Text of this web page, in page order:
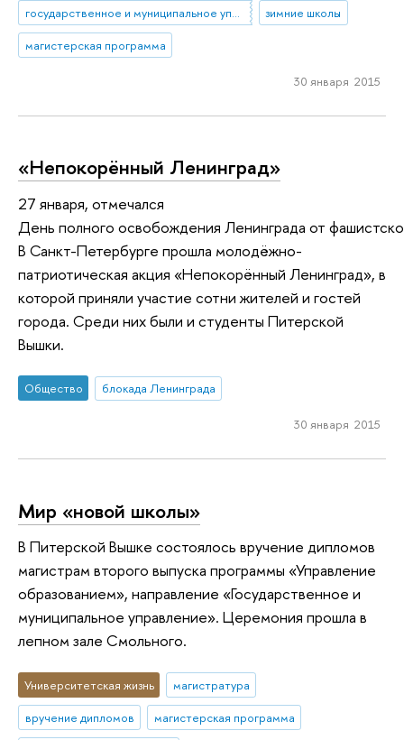
государственное и муниципальное управление
зимние школы
магистерская программа
30 января 2015
«Непокорённый Ленинград»
27 января, отмечался
День полного освобождения Ленинграда от
В Санкт-Петербурге прошла молодёжно-
патриотическая акция «Непокорённый Ленинград», в
которой приняли участие сотни жителей и гостей
города. Среди них были и студенты Питерской
Вышки.
Общество блокада Ленинграда
30 января 2015
Мир «новой школы»
В Питерской Вышке состоялось вручение дипломов
магистрам второго выпуска программы «Управление
образованием», направление «Государственное и
муниципальное управление». Церемония прошла в
лепном зале Смольного.
Университетская жизнь
магистратура
вручение дипломов
магистерская программа